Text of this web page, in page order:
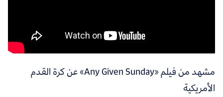
مشهد من فيلم «Any Given Sunday» عن كرة القدم
الأمريكية